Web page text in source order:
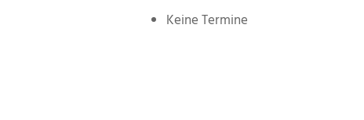
Keine Termine